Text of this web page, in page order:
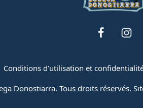
Conditions d’utilisation et
Donostiarra. Tous droits réservés.